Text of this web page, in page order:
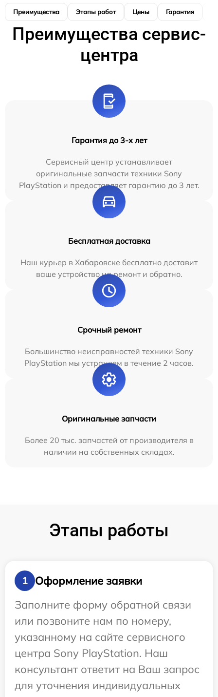
Преимущества Этапы работ Цены Гарантия
Преимущества сервис-
центра
Гарантия до 3-х лет
Сервисный центр устанавливает
оригинальные запчасти техники Sony
PlayStation и предоставляет гарантию до 3 лет.
Бесплатная доставка
Наш курьер в Хабаровске бесплатно доставит
ваше устройство на ремонт и обратно.
Срочный ремонт
Большинство неисправностей техники Sony
PlayStation мы устраняем в течение 2 часов.
Оригинальные запчасти
Более 20 тыс. запчастей от производителя в
наличии на собственных складах.
Этапы работы
1
Оформление заявки
Заполните форму обратной связи
или позвоните нам по номеру,
указанному на сайте сервисного
центра Sony PlayStation. Наш
консультант ответит на Ваш запрос
для уточнения индивидуальных